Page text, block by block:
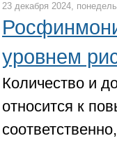
23 декабря 2024,
уровнем
Количество и
относится к